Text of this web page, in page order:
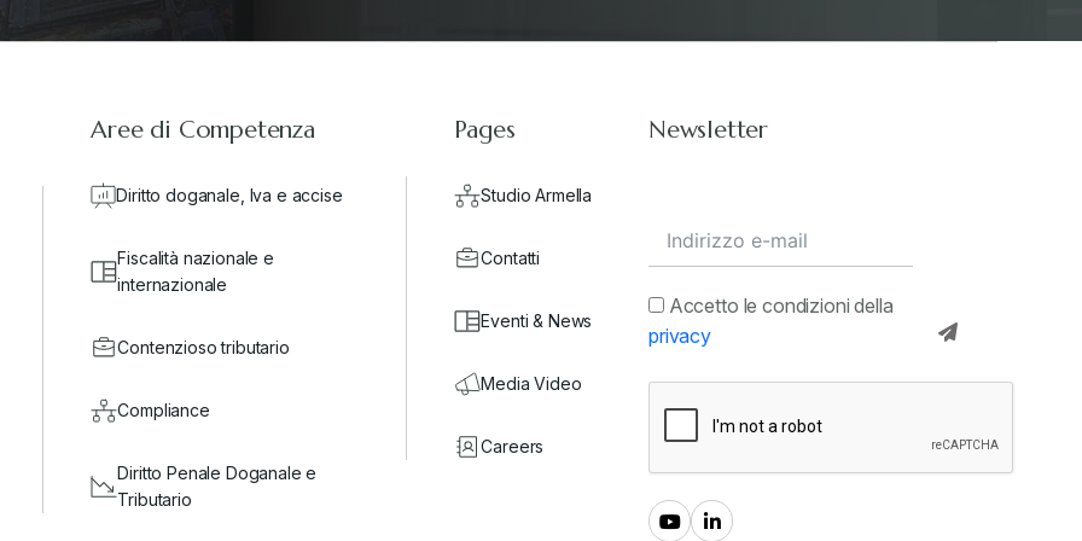
Aree di Competenza
Diritto doganale, Iva e accise
Fiscalità nazionale e
internazionale
Contenzioso tributario
Compliance
Diritto Penale Doganale e
Tributario
Pages
Studio Armella
Contatti
Eventi & News
Media Video
Careers
Newsletter
Accetto le condizioni della
privacy